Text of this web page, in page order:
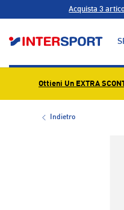
Acquista 3
Ottieni Un EXTRA
Indietro